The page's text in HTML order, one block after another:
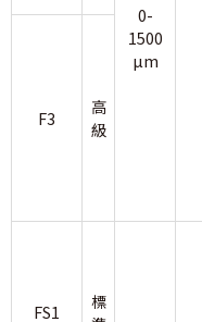
0-
1500
µm
F3
高
級
FS1
標